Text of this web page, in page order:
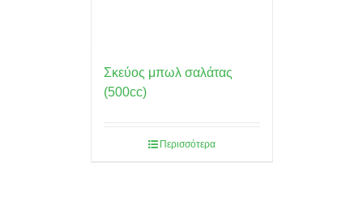
Σκεύος μπωλ σαλάτας
(500cc)
Περισσότερα